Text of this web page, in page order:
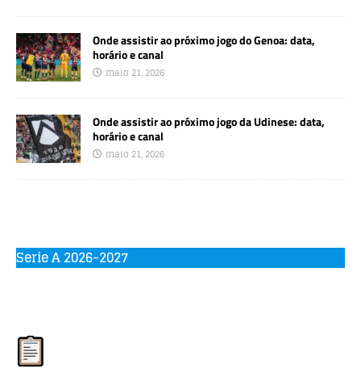
Onde assistir ao próximo jogo do Genoa: data,
horário e canal
maio 21, 2026
Onde assistir ao próximo jogo da Udinese: data,
horário e canal
maio 21, 2026
Serie A 2026-2027